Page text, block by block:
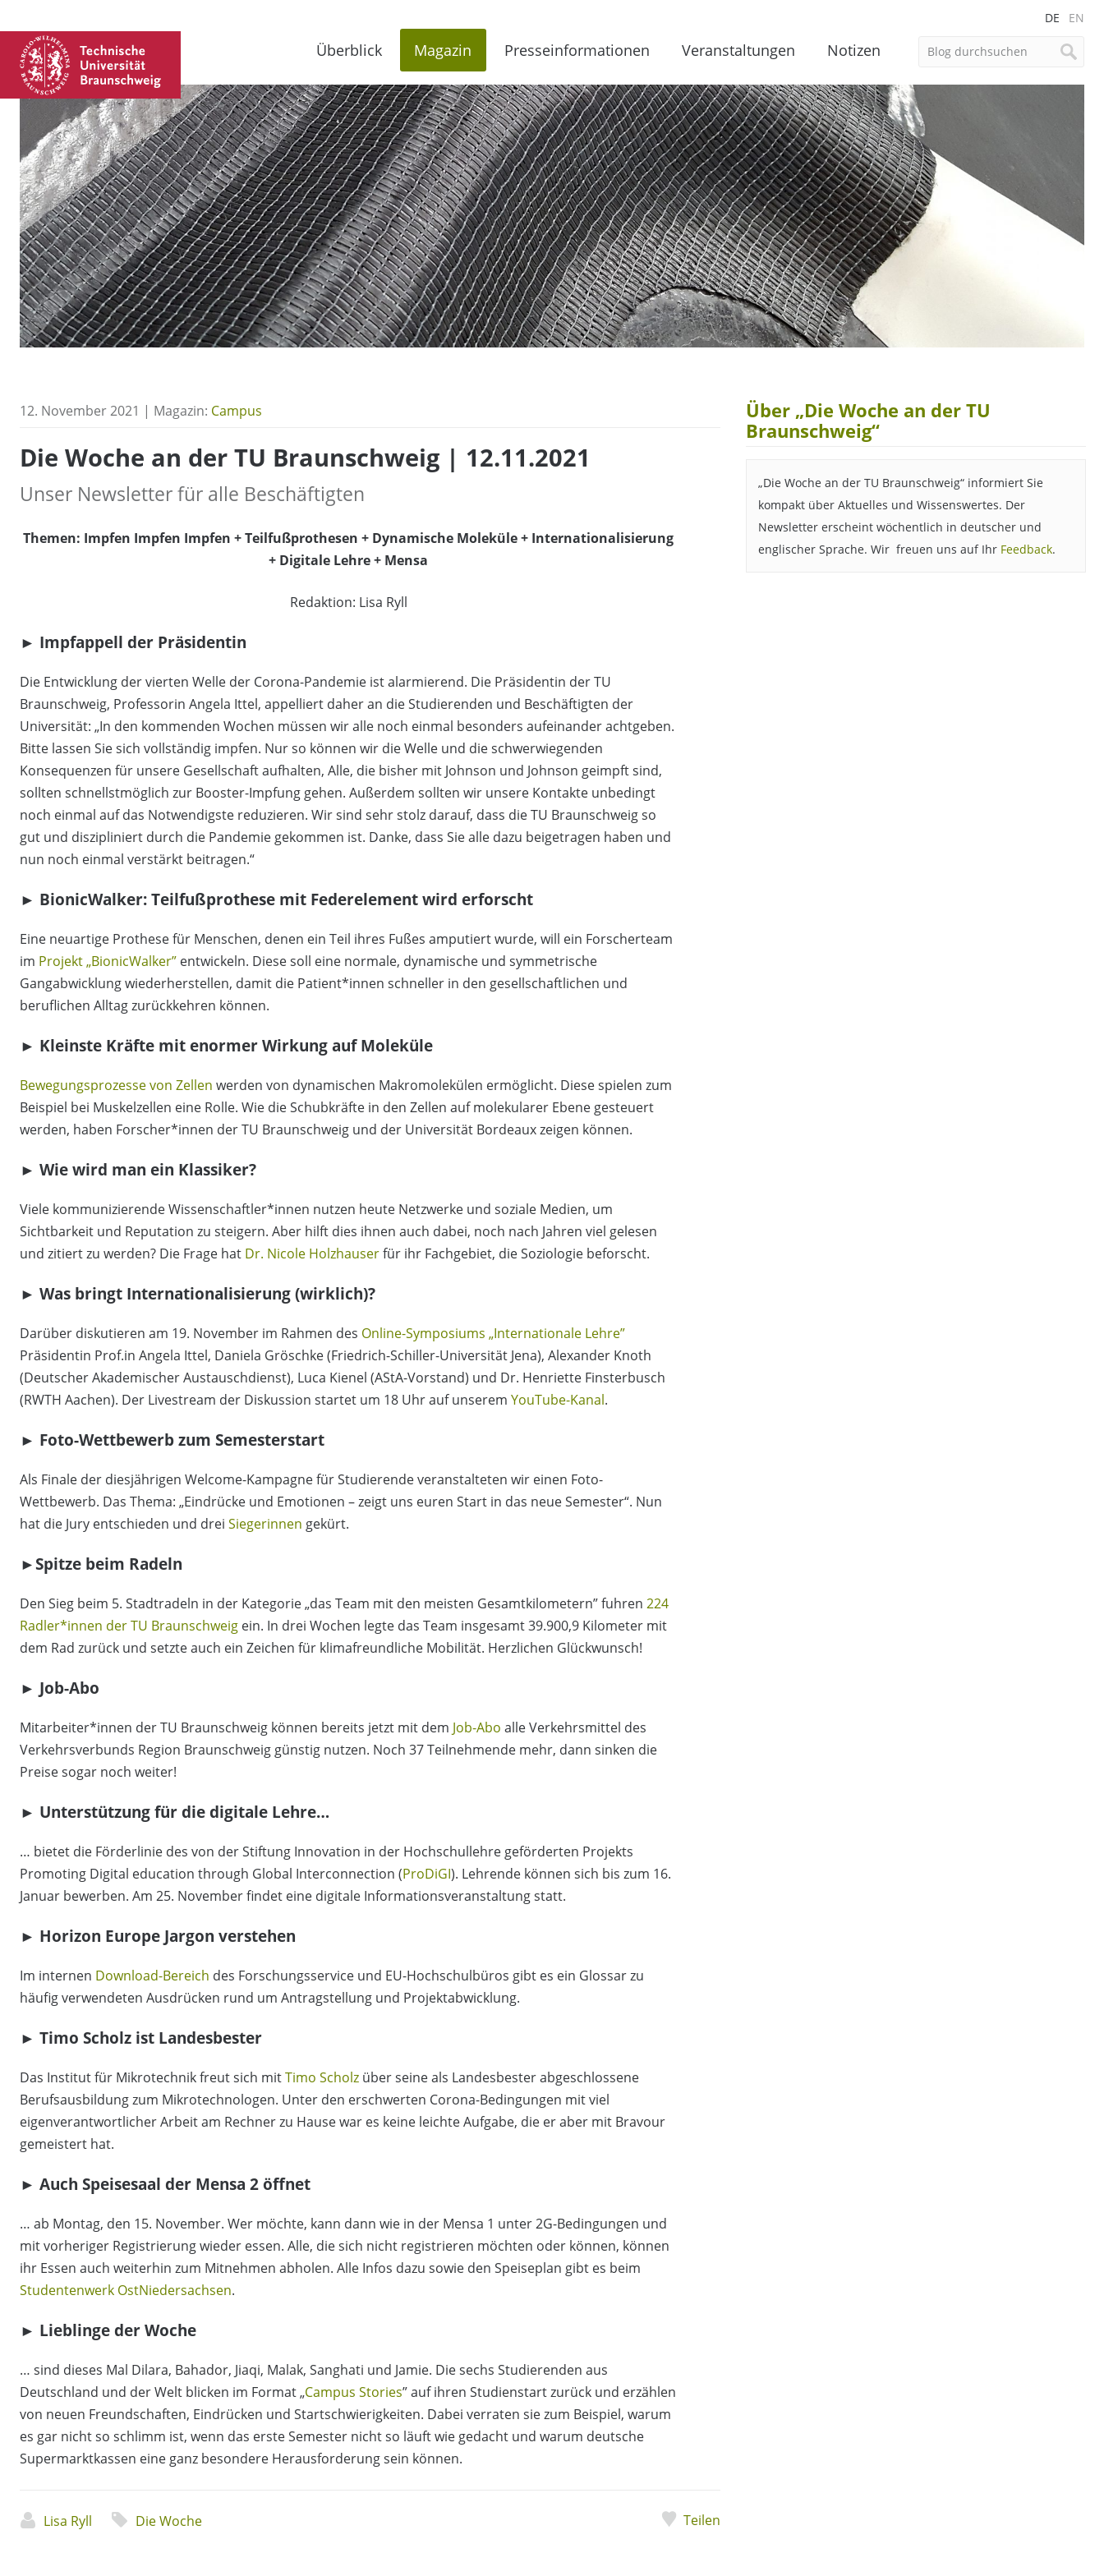
DE EN
Überblick Magazin Presseinformationen Veranstaltungen Notizen
12. November 2021 | Magazin: Campus
Die Woche an der TU Braunschweig | 12.11.2021
Unser Newsletter für alle Beschäftigten
Themen: Impfen Impfen Impfen +Teilfußprothesen + Dynamische Moleküle + Internationalisierung
+ Digitale Lehre + Mensa
Redaktion: Lisa Ryll
► Impfappell der Präsidentin
Die Entwicklung der vierten Welle der Corona-Pandemie ist alarmierend. Die Präsidentin der TU
Braunschweig, Professorin Angela Ittel, appelliert daher an die Studierenden und Beschäftigten der
Universität: „In den kommenden Wochen müssen wir alle noch einmal besonders aufeinander achtgeben.
Bitte lassen Sie sich vollständig impfen. Nur so können wir die Welle und die schwerwiegenden
Konsequenzen für unsere Gesellschaft aufhalten, Alle, die bisher mit Johnson und Johnson geimpft sind,
sollten schnellstmöglich zur Booster-Impfung gehen. Außerdem sollten wir unsere Kontakte unbedingt
noch einmal auf das Notwendigste reduzieren. Wir sind sehr stolz darauf, dass die TU Braunschweig so
gut und diszipliniert durch die Pandemie gekommen ist. Danke, dass Sie alle dazu beigetragen haben und
nun noch einmal verstärkt beitragen.“
► BionicWalker: Teilfußprothese mit Federelement wird erforscht
Eine neuartige Prothese für Menschen, denen ein Teil ihres Fußes amputiert wurde, will ein Forscherteam
im Projekt „BionicWalker” entwickeln. Diese soll eine normale, dynamische und symmetrische
Gangabwicklung wiederherstellen, damit die Patient*innen schneller in den gesellschaftlichen und
beruflichen Alltag zurückkehren können.
► Kleinste Kräfte mit enormer Wirkung auf Moleküle
Bewegungsprozesse von Zellen werden von dynamischen Makromolekülen ermöglicht. Diese spielen zum
Beispiel bei Muskelzellen eine Rolle. Wie die Schubkräfte in den Zellen auf molekularer Ebene gesteuert
werden, haben Forscher*innen der TU Braunschweig und der Universität Bordeaux zeigen können.
► Wie wird man ein Klassiker?
Viele kommunizierende Wissenschaftler*innen nutzen heute Netzwerke und soziale Medien, um
Sichtbarkeit und Reputation zu steigern. Aber hilft dies ihnen auch dabei, noch nach Jahren viel gelesen
und zitiert zu werden? Die Frage hat Dr. Nicole Holzhauserfür ihr Fachgebiet, die Soziologie beforscht.
► Was bringt Internationalisierung (wirklich)?
Darüber diskutieren am 19. November im Rahmen des Online-Symposiums „Internationale Lehre”
Präsidentin Prof.in Angela Ittel, Daniela Gröschke (Friedrich-Schiller-Universität Jena), Alexander Knoth
(Deutscher Akademischer Austauschdienst), Luca Kienel (AStA-Vorstand) und Dr. Henriette Finsterbusch
(RWTH Aachen). Der Livestream der Diskussion startet um 18 Uhr auf unserem YouTube-Kanal.
► Foto-Wettbewerb zum Semesterstart
Als Finale der diesjährigen Welcome-Kampagne für Studierende veranstalteten wir einen Foto-
Wettbewerb. Das Thema: „Eindrücke und Emotionen – zeigt uns euren Start in das neue Semester“. Nun
hat die Jury entschieden und drei Siegerinnen gekürt.
►Spitze beim Radeln
Den Sieg beim 5. Stadtradeln in der Kategorie „das Team mit den meisten Gesamtkilometern” fuhren 224
Radler*innen der TU Braunschweig ein. In drei Wochen legte das Team insgesamt 39.900,9 Kilometer mit
dem Rad zurück und setzte auch ein Zeichen für klimafreundliche Mobilität. Herzlichen Glückwunsch!
► Job-Abo
Mitarbeiter*innen der TU Braunschweig können bereits jetzt mit dem Job-Abo alle Verkehrsmittel des
Verkehrsverbunds Region Braunschweig günstig nutzen. Noch 37 Teilnehmende mehr, dann sinken die
Preise sogar noch weiter!
► Unterstützung für die digitale Lehre…
… bietet die Förderlinie des von der Stiftung Innovation in der Hochschullehre geförderten Projekts
Promoting Digital education through Global Interconnection (ProDiGI). Lehrende können sich bis zum 16.
Januar bewerben. Am 25. November findet eine digitale Informationsveranstaltung statt.
► Horizon Europe Jargon verstehen
Im internen Download-Bereich des Forschungsservice und EU-Hochschulbüros gibt es ein Glossar zu
häufig verwendeten Ausdrücken rund um Antragstellung und Projektabwicklung.
► Timo Scholz ist Landesbester
Das Institut für Mikrotechnik freut sich mitTimo Scholz über seine als Landesbester abgeschlossene
Berufsausbildung zum Mikrotechnologen. Unter den erschwerten Corona-Bedingungen mit viel
eigenverantwortlicher Arbeit am Rechner zu Hause war es keine leichte Aufgabe, die er aber mit Bravour
gemeistert hat.
► Auch Speisesaal der Mensa 2 öffnet
… ab Montag, den 15. November. Wer möchte, kann dann wie in der Mensa 1 unter 2G-Bedingungen und
mit vorheriger Registrierung wieder essen. Alle, die sich nicht registrieren möchten oder können, können
ihr Essen auch weiterhin zum Mitnehmen abholen. Alle Infos dazu sowie den Speiseplan gibt es beim
Studentenwerk OstNiedersachsen.
► Lieblinge der Woche
… sind dieses Mal Dilara, Bahador, Jiaqi, Malak, Sanghati und Jamie. Die sechs Studierenden aus
Deutschland und der Welt blicken im Format „Campus Stories” auf ihren Studienstart zurück und erzählen
von neuen Freundschaften, Eindrücken und Startschwierigkeiten. Dabei verraten sie zum Beispiel, warum
es gar nicht so schlimm ist, wenn das erste Semester nicht so läuft wie gedacht und warum deutsche
Supermarktkassen eine ganz besondere Herausforderung sein können.
Lisa Ryll Die Woche Teilen
Über „Die Woche an der TU
Braunschweig“
„Die Woche an der TU Braunschweig“ informiert Sie
kompakt über Aktuelles und Wissenswertes. Der
Newsletter erscheint wöchentlich in deutscher und
englischer Sprache. Wir freuen uns auf Ihr Feedback.